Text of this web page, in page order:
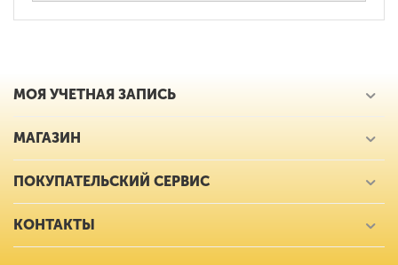
МОЯ УЧЕТНАЯ ЗАПИСЬ
МАГАЗИН
ПОКУПАТЕЛЬСКИЙ СЕРВИС
КОНТАКТЫ